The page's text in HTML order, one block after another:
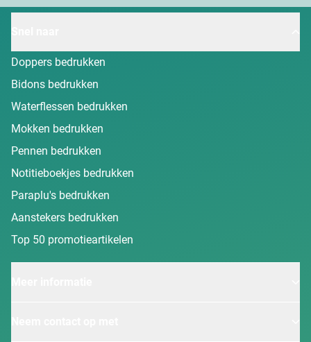
Doppers bedrukken
Bidons bedrukken
Waterflessen bedrukken
Mokken bedrukken
Pennen bedrukken
Notitieboekjes bedrukken
Paraplu's bedrukken
Aanstekers bedrukken
Top 50 promotieartikelen